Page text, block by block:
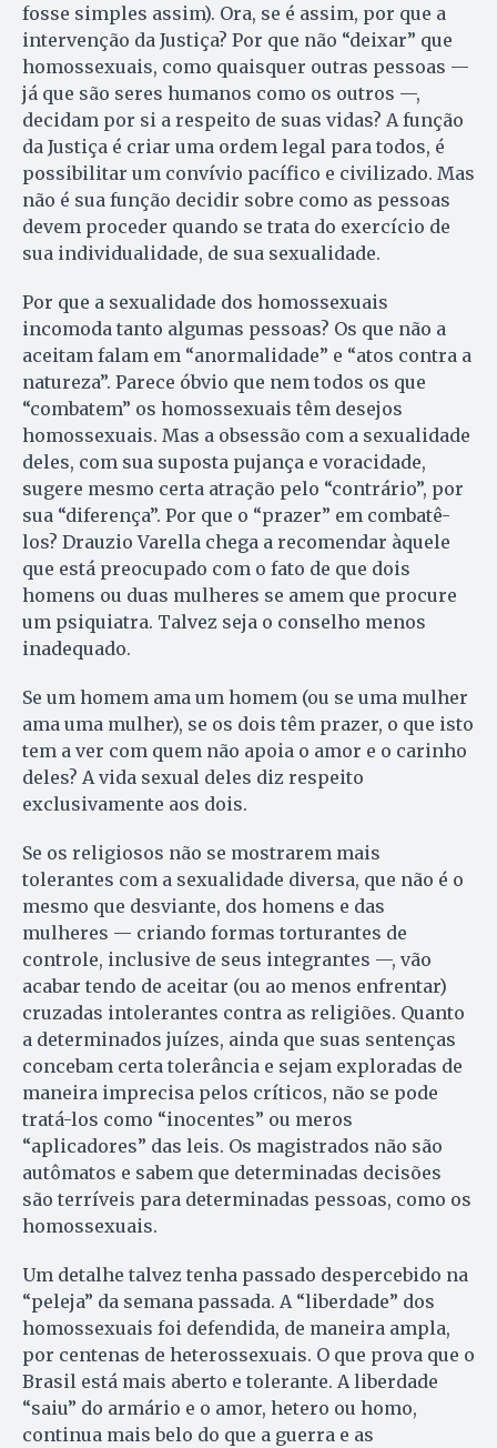
fosse simples assim). Ora, se é assim, por que a
intervenção da Justiça? Por que não “deixar” que
homossexuais, como quaisquer outras pessoas —
já que são seres humanos como os outros —,
decidam por si a respeito de suas vidas? A função
da Justiça é criar uma ordem legal para to­dos, é
possibilitar um convívio pacífico e civilizado. Mas
não é sua função decidir sobre como as pessoas
devem proceder quando se trata do exercício de
sua individualidade, de sua sexualidade.
Por que a sexualidade dos homossexuais
incomoda tanto algumas pessoas? Os que não a
aceitam falam em “anormalidade” e “atos contra a
natureza”. Parece óbvio que nem todos os que
“combatem” os homossexuais têm desejos
homossexuais. Mas a obsessão com a sexualidade
deles, com sua suposta pujança e voracidade,
sugere mesmo certa atração pelo “contrário”, por
sua “diferença”. Por que o “prazer” em combatê-
los? Drauzio Varella chega a recomendar àquele
que está preocupado com o fato de que dois
homens ou duas mulheres se amem que procure
um psiquiatra. Talvez seja o conselho menos
inadequado.
Se um homem ama um homem (ou se uma mulher
ama uma mulher), se os dois têm prazer, o que isto
tem a ver com quem não apoia o amor e o carinho
deles? A vida sexual deles diz respeito
exclusivamente aos dois.
Se os religiosos não se mostrarem mais
tolerantes com a sexualidade diversa, que não é o
mesmo que desviante, dos homens e das
mulheres — criando formas torturantes de
controle, inclusive de seus integrantes —, vão
acabar tendo de aceitar (ou ao menos enfrentar)
cruzadas intolerantes contra as religiões. Quanto
a determinados juízes, ainda que suas sentenças
concebam certa tolerância e sejam exploradas de
maneira imprecisa pelos críticos, não se pode
tratá-los como “inocentes” ou meros
“aplicadores” das leis. Os magistrados não são
autômatos e sabem que determinadas decisões
são terríveis para determinadas pessoas, como os
homossexuais.
Um detalhe talvez tenha passado despercebido na
“peleja” da semana passada. A “liberdade” dos
homossexuais foi defendida, de maneira ampla,
por centenas de heterossexuais. O que prova que o
Brasil está mais aberto e tolerante. A liberdade
“saiu” do armário e o amor, hetero ou homo,
continua mais belo do que a guerra e as